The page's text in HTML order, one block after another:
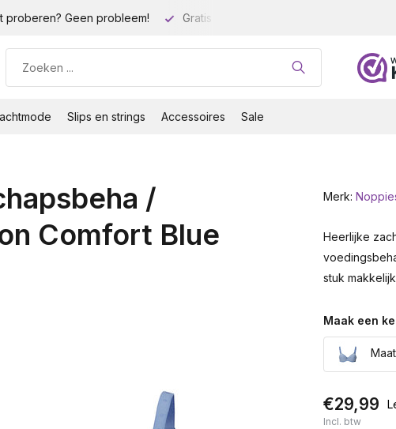
proberen? Geen probleem! Gratis verzending vanaf 35 euro!
Slips en strings Accessoires Sale
/
Comfort Blue
Merk:
Heerlijke
stuk
Maak een
€29,99
Incl. btw